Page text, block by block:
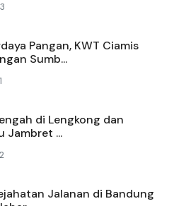
3
Pangan, KWT Ciamis
Sumb...
1
di Lengkong dan
Jambret ...
2
Jalanan di Bandung